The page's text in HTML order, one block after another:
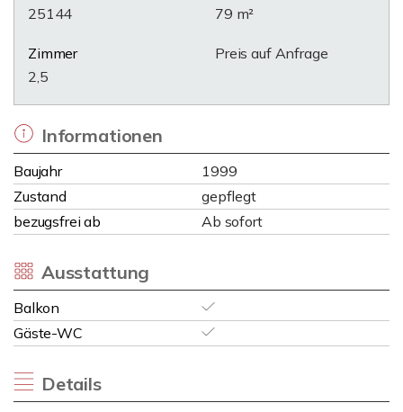
25144
79 m²
Zimmer
2,5
Preis auf Anfrage
Informationen
Baujahr
1999
Zustand
gepflegt
bezugsfrei ab
Ab sofort
Ausstattung
Balkon
Gäste-WC
Details